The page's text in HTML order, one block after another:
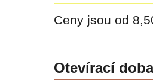
Ceny jsou od
Otevírací doba